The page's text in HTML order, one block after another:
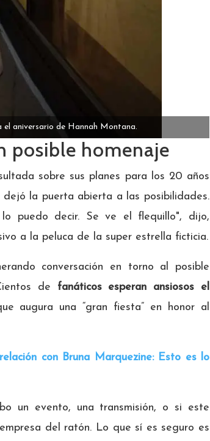
el aniversario de Hannah Montana.
posible homenaje
sobre sus planes para los 20 años
la puerta abierta a las posibilidades.
puedo decir. Se ve el flequillo", dijo,
a la peluca de la super estrella ficticia.
conversación en torno al posible
de fanáticos esperan ansiosos el
augura una “gran fiesta” en honor al
con Bruna Marquezine: Esto es lo
un evento, una transmisión, o si este
del ratón. Lo que sí es seguro es